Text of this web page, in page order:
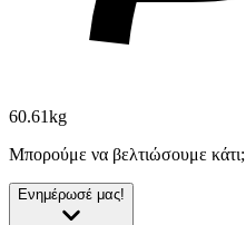
60.61kg
Μπορούμε να βελτιώσουμε κάτι;
Ενημέρωσέ μας!